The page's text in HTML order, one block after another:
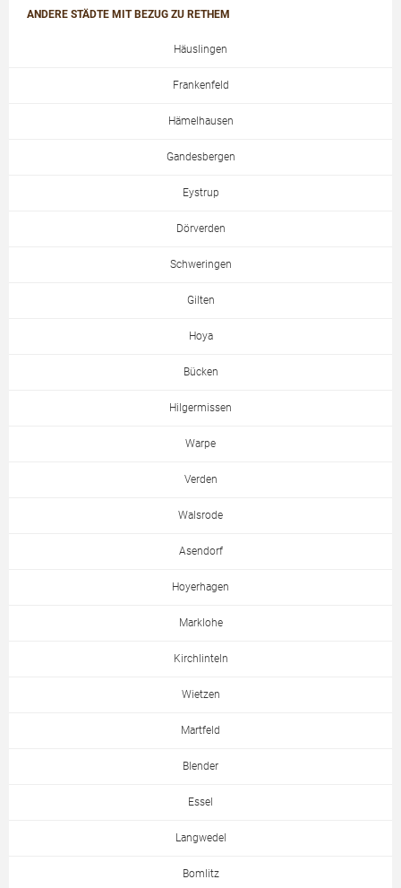
ANDERE STÄDTE MIT BEZUG ZU RETHEM
Häuslingen
Frankenfeld
Hämelhausen
Gandesbergen
Eystrup
Dörverden
Schweringen
Gilten
Hoya
Bücken
Hilgermissen
Warpe
Verden
Walsrode
Asendorf
Hoyerhagen
Marklohe
Kirchlinteln
Wietzen
Martfeld
Blender
Essel
Langwedel
Bomlitz